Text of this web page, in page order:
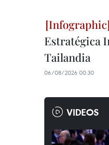
Estratégica
Tailandia
06/08/2026 00:30
VIDEOS